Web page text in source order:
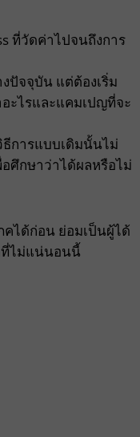
ที่วัดค่าไปจนถึงการ
ปัจจุบัน แต่ต้องเริ่ม
ะไรและแคมเปญที่จะ
ธีการแบบเดิมนั้นไม่
อศึกษาว่าได้ผลหรือไม่
คได้ก่อน ย่อมเป็นผู้ได้
ที่ไม่แน่นอนนี้